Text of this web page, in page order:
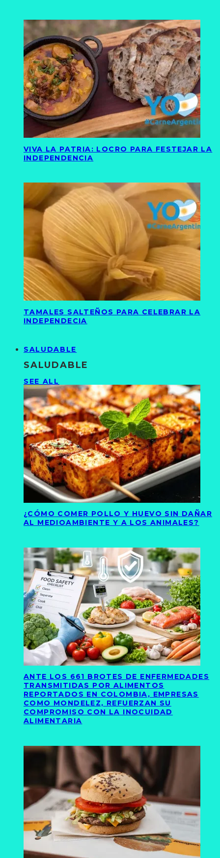
VIVA LA PATRIA: LOCRO PARA FESTEJAR LA
INDEPENDENCIA
TAMALES SALTEÑOS PARA CELEBRAR LA
INDEPENDECIA
SALUDABLE
SALUDABLE
SEE ALL
¿CÓMO COMER POLLO Y HUEVO SIN DAÑAR
AL MEDIOAMBIENTE Y A LOS ANIMALES?
ANTE LOS 661 BROTES DE ENFERMEDADES
TRANSMITIDAS POR ALIMENTOS
REPORTADOS EN COLOMBIA, EMPRESAS
COMO MONDELEZ, REFUERZAN SU
COMPROMISO CON LA INOCUIDAD
ALIMENTARIA